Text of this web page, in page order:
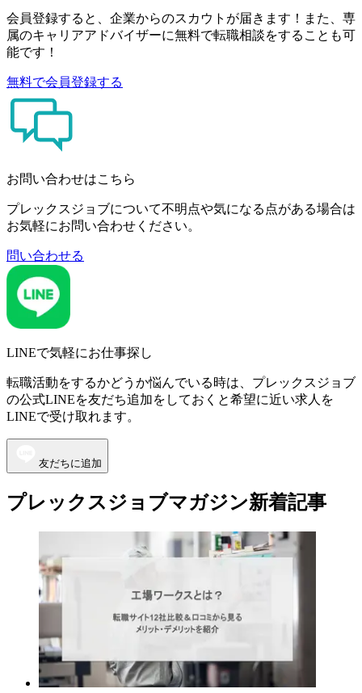
会員登録すると、企業からのスカウトが届きます！また、専
属のキャリアアドバイザーに無料で転職相談をすることも可
能です！
無料で会員登録する
お問い合わせはこちら
プレックスジョブについて不明点や気になる点がある場合は
お気軽にお問い合わせください。
問い合わせる
LINEで気軽にお仕事探し
転職活動をするかどうか悩んでいる時は、プレックスジョブ
の公式LINEを友だち追加をしておくと希望に近い求人を
LINEで受け取れます。
友だちに追加
プレックスジョブマガジン新着記事